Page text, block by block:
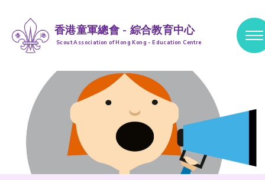
香港童軍總會 - 綜合教育中心
Scout Association of Hong Kong - Education Centre
跳到内容 (按输入键)